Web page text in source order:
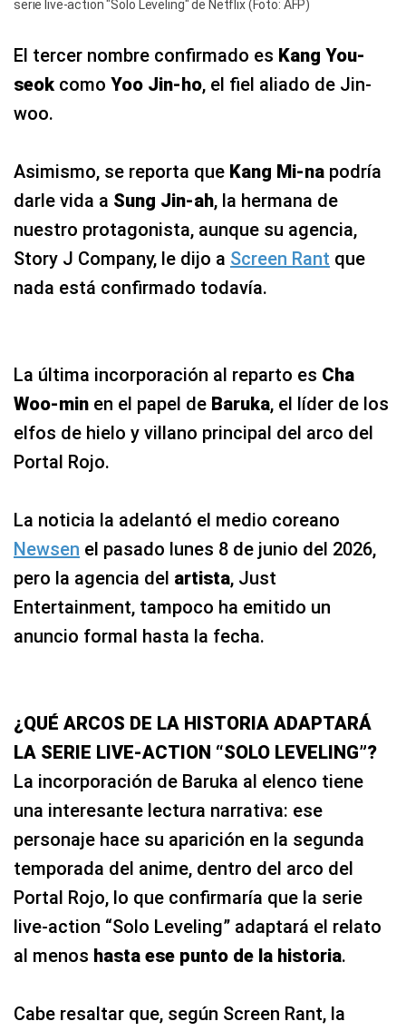
serie live-action "Solo Leveling" de Netflix (Foto: AFP)
El tercer nombre confirmado es Kang You-
seok como Yoo Jin-ho, el fiel aliado de Jin-
woo.
Asimismo, se reporta que Kang Mi-na podría
darle vida a Sung Jin-ah, la hermana de
nuestro protagonista, aunque su agencia,
Story J Company, le dijo a Screen Rant que
nada está confirmado todavía.
La última incorporación al reparto es Cha
Woo-min en el papel de Baruka, el líder de los
elfos de hielo y villano principal del arco del
Portal Rojo.
La noticia la adelantó el medio coreano
Newsen el pasado lunes 8 de junio del 2026,
pero la agencia del artista, Just
Entertainment, tampoco ha emitido un
anuncio formal hasta la fecha.
¿QUÉ ARCOS DE LA HISTORIA ADAPTARÁ
LA SERIE LIVE-ACTION “SOLO LEVELING”?
La incorporación de Baruka al elenco tiene
una interesante lectura narrativa: ese
personaje hace su aparición en la segunda
temporada del anime, dentro del arco del
Portal Rojo, lo que confirmaría que la serie
live-action “Solo Leveling” adaptará el relato
al menos hasta ese punto de la historia.
Cabe resaltar que, según Screen Rant, la